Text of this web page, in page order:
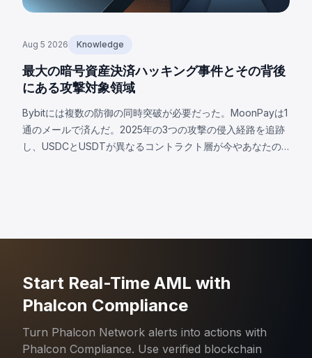
Aug 5 2026 Knowledge
最大の暗号資産決済ハッキング事件とその背後
にある攻撃対象領域
Bybitには複数の防御の同時突破が必要だった。MoonPayは1
通のメールで済んだ。2025年の3つの攻撃の侵入経路を追跡
し、USDCとUSDTが異なるコントラクト層が今やあなたの
Start Real-Time AML with
Phalcon Compliance
Turn Phalcon Network alerts into actions with
Phalcon Compliance. Use verified blockchain